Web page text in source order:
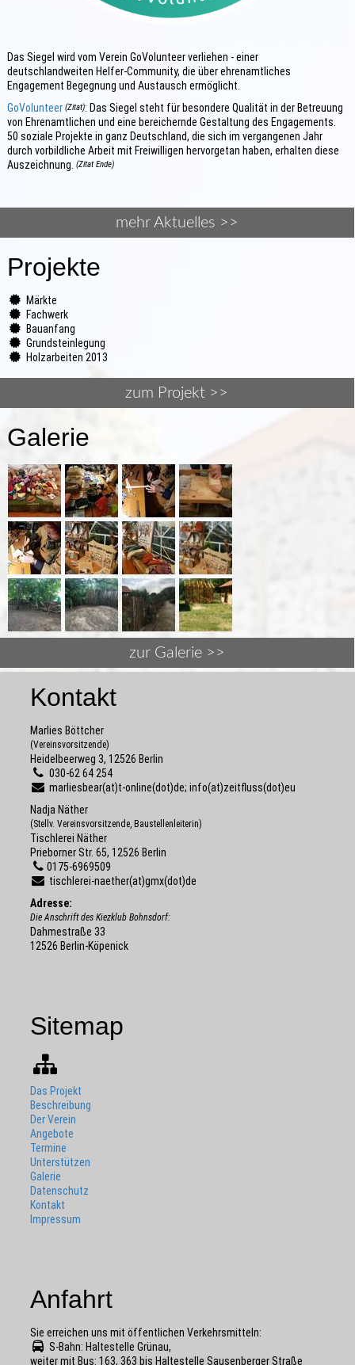
Das Siegel wird vom Verein GoVolunteer verliehen - einer
deutschlandweiten Helfer-Community, die über ehrenamtliches
Engagement Begegnung und Austausch ermöglicht.
GoVolunteer (Zitat): Das Siegel steht für besondere Qualität in der Betreuung
von Ehrenamtlichen und eine bereichernde Gestaltung des Engagements.
50 soziale Projekte in ganz Deutschland, die sich im vergangenen Jahr
durch vorbildliche Arbeit mit Freiwilligen hervorgetan haben, erhalten diese
Auszeichnung. (Zitat Ende)
mehr Aktuelles >>
Projekte
Märkte
Fachwerk
Bauanfang
Grundsteinlegung
Holzarbeiten 2013
zum Projekt >>
Galerie
zur Galerie >>
Kontakt
Marlies Böttcher
(Vereinsvorsitzende)
Heidelbeerweg 3, 12526 Berlin
030-62 64 254
marliesbear(at)t-online(dot)de; info(at)zeitfluss(dot)eu
Nadja Näther
(Stellv. Vereinsvorsitzende, Baustellenleiterin)
Tischlerei Näther
Prieborner Str. 65, 12526 Berlin
0175-6969509
tischlerei-naether(at)gmx(dot)de
Adresse:
Die Anschrift des Kiezklub Bohnsdorf:
Dahmestraße 33
12526 Berlin-Köpenick
Sitemap
Das Projekt
Beschreibung
Der Verein
Angebote
Termine
Unterstützen
Galerie
Datenschutz
Kontakt
Impressum
Anfahrt
Sie erreichen uns mit öffentlichen Verkehrs­mitteln:
S-Bahn: Haltestelle Grünau,
weiter mit Bus: 163, 363 bis Haltestelle Sausenberger Straße